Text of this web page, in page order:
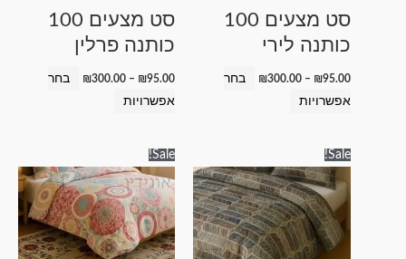
סט מצעים 100
כותנה לירי
₪95.00
–
₪300.00
בחר
אפשרויות
את
האפשרויות
סט מצעים 100
כותנה פרלין
₪95.00
–
₪300.00
בחר
אפשרויות
את
האפשרויות
Sale!
מחירים:
⁦₪95.00⁩
עד
⁦₪300.00⁩
זה
יש
מספר
סוגים.
Sale!
מחירים:
⁦₪95.00⁩
עד
⁦₪300.00⁩
זה
יש
מספר
סוגים.